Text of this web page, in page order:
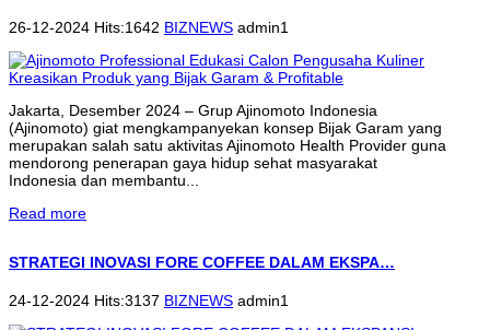
26-12-2024 Hits:1642 BIZNEWS admin1
Jakarta, Desember 2024 – Grup Ajinomoto Indonesia
(Ajinomoto) giat mengkampanyekan konsep Bijak Garam yang
merupakan salah satu aktivitas Ajinomoto Health Provider guna
mendorong penerapan gaya hidup sehat masyarakat
Indonesia dan membantu...
Read more
STRATEGI INOVASI FORE COFFEE DALAM EKSPA…
24-12-2024 Hits:3137 BIZNEWS admin1